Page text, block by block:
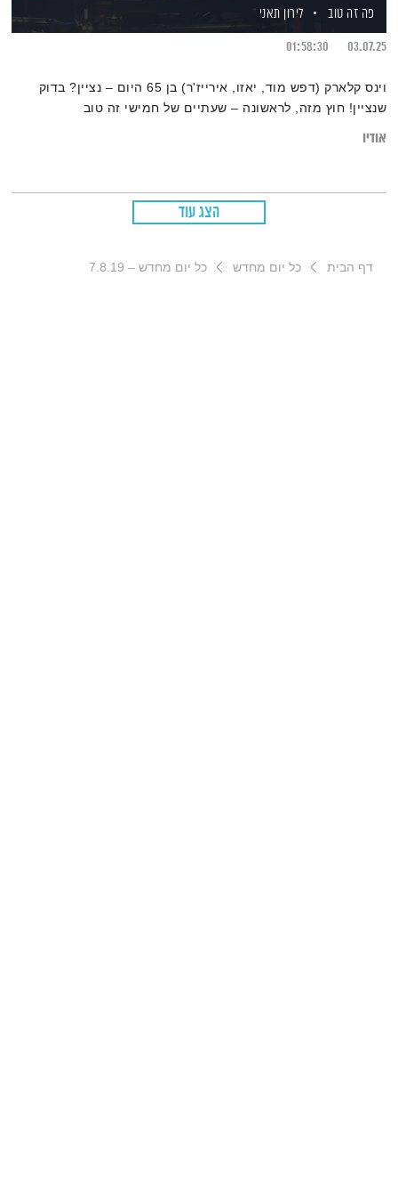
פה זה טוב
לירון תאני
03.07.25
01:58:30
וינס קלארק (דפש מוד, יאזו, אירייז'ר) בן 65 היום – נציין? בדוק
שנציין! חוץ מזה, לראשונה – שעתיים של חמישי זה טוב
אודיו
הצג עוד
דף הבית כל יום מחדש כל יום מחדש – 7.8.19